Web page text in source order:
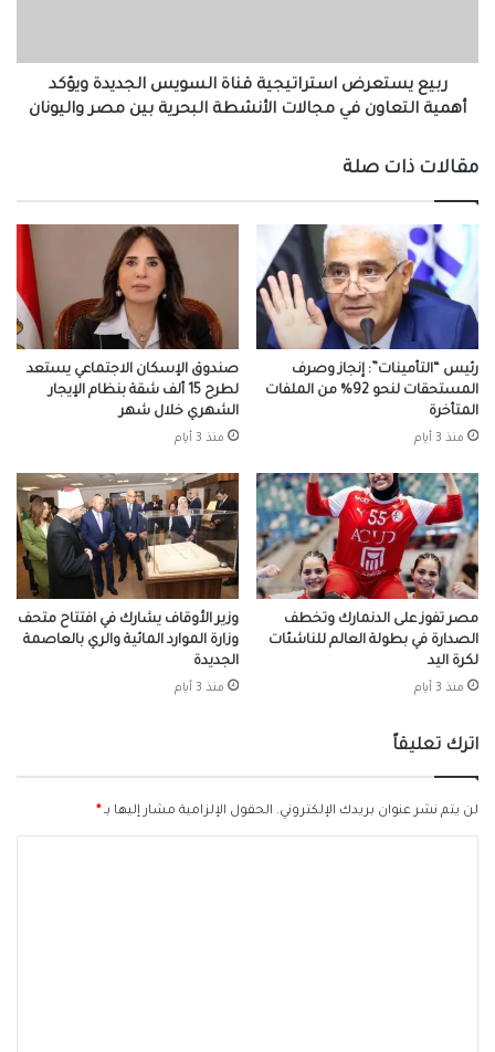
التعاون
مجالات
بين
مصر
واليونان
ربيع يستعرض استراتيجية قناة السويس الجديدة ويؤكد
أهمية التعاون في مجالات الأنشطة البحرية بين مصر واليونان
مقالات ذات صلة
رئيس “التأمينات”: إنجاز وصرف
المستحقات لنحو 92% من الملفات
المتأخرة
منذ 3 أيام
صندوق الإسكان الاجتماعي يستعد
لطرح 15 ألف شقة بنظام الإيجار
الشهري خلال شهر
منذ 3 أيام
مصر تفوز على الدنمارك وتخطف
الصدارة في بطولة العالم للناشئات
لكرة اليد
منذ 3 أيام
وزير الأوقاف يشارك في افتتاح متحف
وزارة الموارد المائية والري بالعاصمة
الجديدة
منذ 3 أيام
اترك تعليقاً
لن يتم نشر عنوان بريدك الإلكتروني. الحقول الإلزامية مشار إليها بـ*